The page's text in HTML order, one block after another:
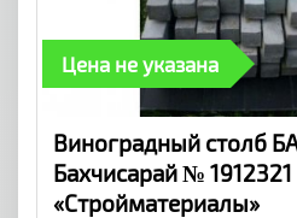
Цена не указана
Виноградный столб
Бахчисарай №
«Стройматериалы»